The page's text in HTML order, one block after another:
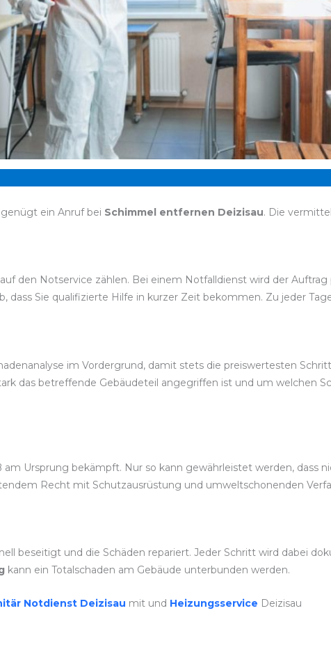
ein Anruf bei Schimmel entfernen Deizisau. Die
den Notservice zählen. Bei einem Notfalldienst wird der
dass Sie qualifizierte Hilfe in kurzer Zeit bekommen. Zu jeder
im Vordergrund, damit stets die preiswertesten
das betreffende Gebäudeteil angegriffen ist und um welchen
Ursprung bekämpft. Nur so kann gewährleistet werden, dass
Recht mit Schutzausrüstung und umweltschonenden
beseitigt und die Schäden repariert. Jeder Schritt wird dabei
kann ein Totalschaden am Gebäude unterbunden werden.
Notdienst Deizisau mit und Heizungsservice Deizisau